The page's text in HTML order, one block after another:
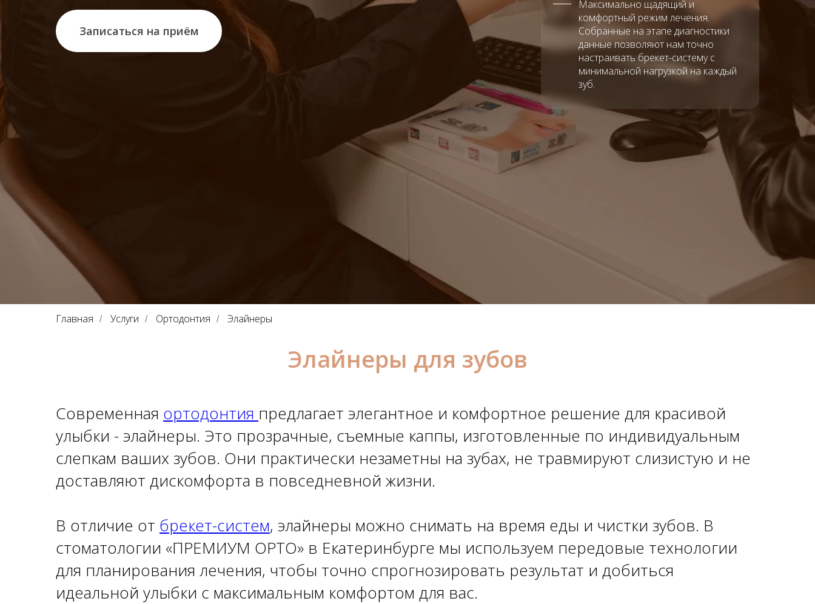
Записаться на приём
Максимально щадящий и
комфортный режим лечения.
Собранные на этапе диагностики
данные позволяют нам точно
настраивать брекет-систему с
минимальной нагрузкой на каждый
зуб.
Главная / Услуги / Ортодонтия / Элайнеры
Элайнеры для зубов
Современная ортодонтия предлагает элегантное и комфортное решение для красивой
улыбки - элайнеры. Это прозрачные, съемные каппы, изготовленные по индивидуальным
слепкам ваших зубов. Они практически незаметны на зубах, не травмируют слизистую и не
доставляют дискомфорта в повседневной жизни.
В отличие от брекет-систем, элайнеры можно снимать на время еды и чистки зубов. В
стоматологии «ПРЕМИУМ ОРТО» в Екатеринбурге мы используем передовые технологии
для планирования лечения, чтобы точно спрогнозировать результат и добиться
идеальной улыбки с максимальным комфортом для вас.